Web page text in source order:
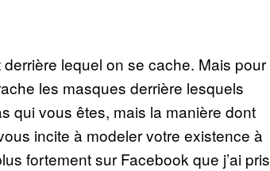
lequel on se cache. Mais pour
les masques derrière lesquels
qui vous êtes, mais la manière dont
incite à modeler votre existence à
fortement sur Facebook que j’ai pris